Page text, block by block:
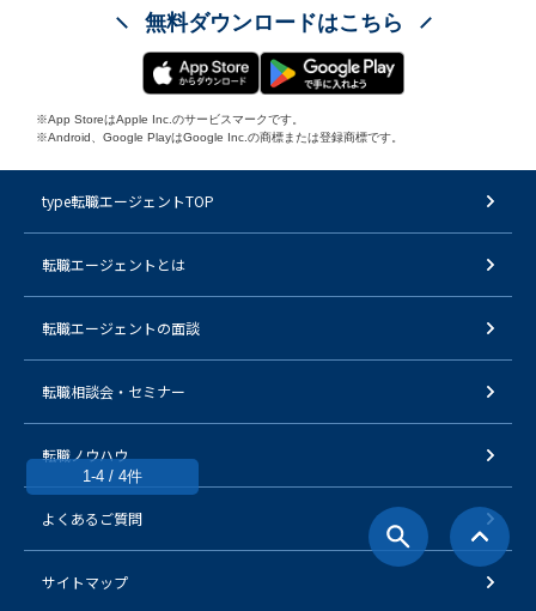
1-4 / 4件
無料ダウンロードはこちら
※App StoreはApple Inc.のサービスマークです。
※Android、Google PlayはGoogle Inc.の商標または登録商標です。
type転職エージェントTOP
転職エージェントとは
転職エージェントの面談
転職相談会・セミナー
転職ノウハウ
よくあるご質問
サイトマップ